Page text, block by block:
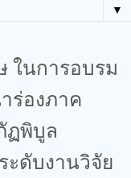
▼
ในการอบรม
ร่องภาค
ฏพิบูล
ะดับงานวิจัย